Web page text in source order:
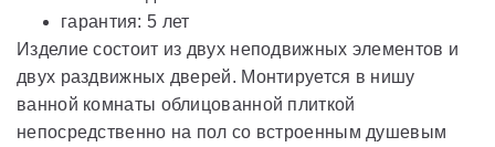
гарантия: 5 лет
Изделие состоит из двух неподвижных элементов и
двух раздвижных дверей. Монтируется в нишу
ванной комнаты облицованной плиткой
непосредственно на пол со встроенным душевым